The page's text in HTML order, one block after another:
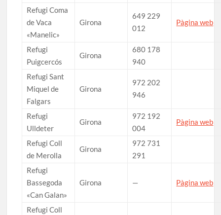
Refugi Coma
de Vaca
«Manelic»
Girona
649 229
012
Pàgina web
Refugi
Puigcercós
Girona
680 178
940
Refugi Sant
Miquel de
Falgars
Girona
972 202
946
Refugi
Ulldeter
Girona
972 192
004
Pàgina web
Refugi Coll
de Merolla
Girona
972 731
291
Refugi
Bassegoda
«Can Galan»
Girona — Pàgina web
Refugi Coll